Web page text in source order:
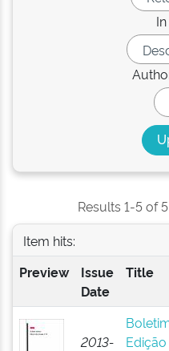
Results 1-5 of
Item hits:
Preview
Issue
Date
Title
2013-
Edição